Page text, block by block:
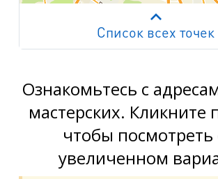
пр. Просвещения,
м. Пр. Ветеранов
пр. Ветеранов, д.9
м. Ул. Дыбенко
Работает на
Лицензионное
Список всех точек
Ознакомьтесь с
мастерских. Кликните
чтобы посмотреть
увеличенном